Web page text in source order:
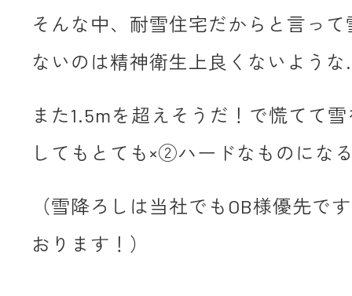
そんな中、耐雪住宅だからと言っ
ないのは精神衛生上良くないよう
また1.5mを超えそうだ！で慌てて
してもとても×②ハードなものにな
（雪降ろしは当社でもOB様優先で
おります！）